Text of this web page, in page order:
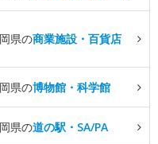
県の商業施設・百貨店
県の博物館・科学館
県の道の駅・SA/PA